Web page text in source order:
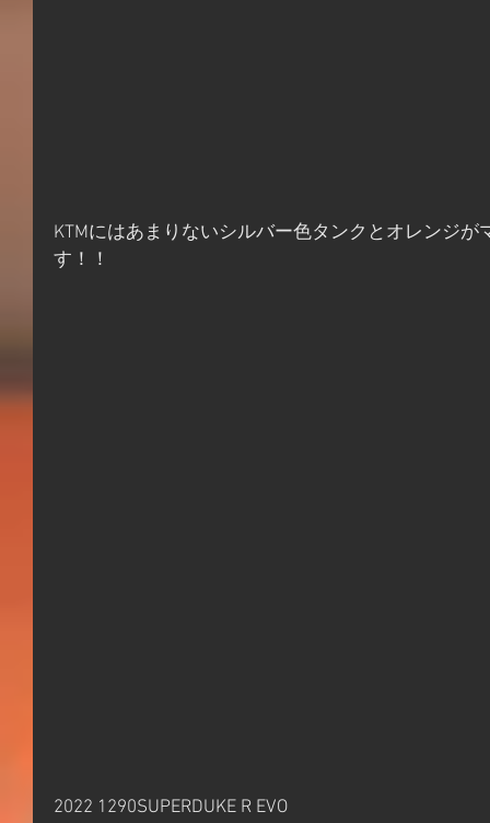
KTMにはあまりないシルバー色タンクとオレンジ
す！！
2022 1290SUPERDUKE R EVO